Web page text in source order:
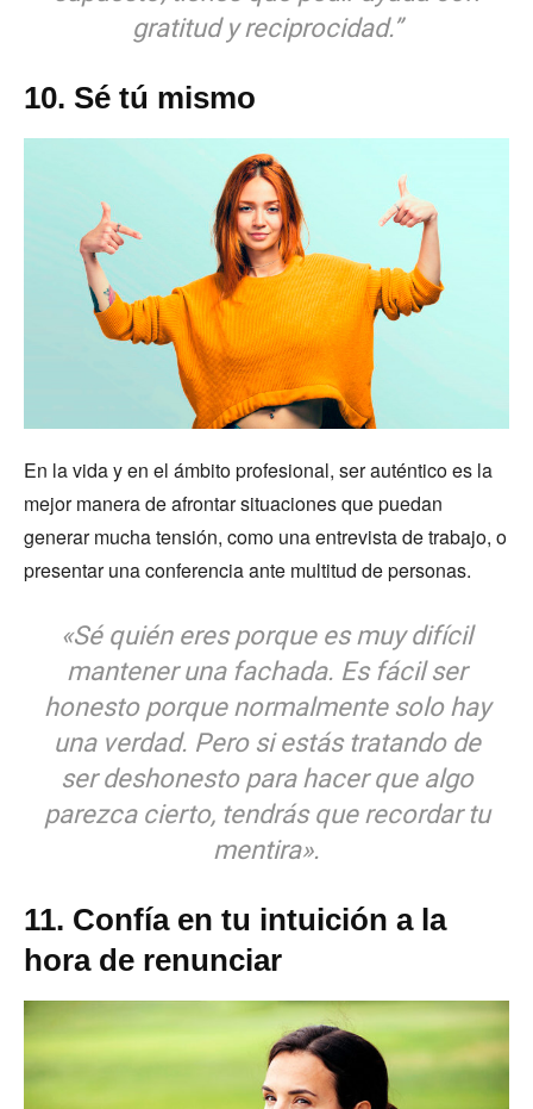
gratitud y reciprocidad.”
10. Sé tú mismo
En la vida y en el ámbito profesional, ser auténtico es la
mejor manera de afrontar situaciones que puedan
generar mucha tensión, como una entrevista de trabajo, o
presentar una conferencia ante multitud de personas.
«Sé quién eres porque es muy difícil
mantener una fachada. Es fácil ser
honesto porque normalmente solo hay
una verdad. Pero si estás tratando de
ser deshonesto para hacer que algo
parezca cierto, tendrás que recordar tu
mentira».
11. Confía en tu intuición a la
hora de renunciar